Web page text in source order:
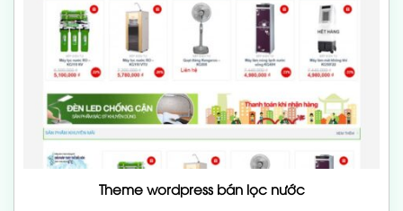
Theme wordpress bán lọc nước